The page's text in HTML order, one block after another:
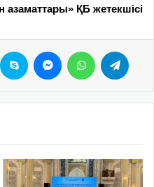
азаматтары» ҚБ жетекшісі